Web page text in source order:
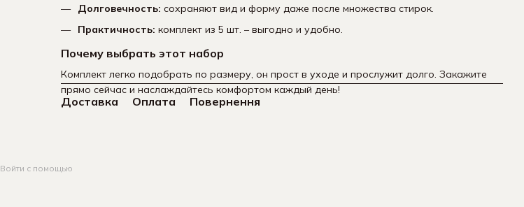
Долговечность: сохраняют вид и форму даже после множества стирок.
Практичность: комплект из 5 шт. – выгодно и удобно.
Почему выбрать этот набор
Комплект легко подобрать по размеру, он прост в уходе и прослужит долго. Закажите
прямо сейчас и наслаждайтесь комфортом каждый день!
Доставка Оплата Повернення
Войти с помощью